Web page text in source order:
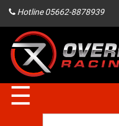
Hotline 05662-8878939
☰